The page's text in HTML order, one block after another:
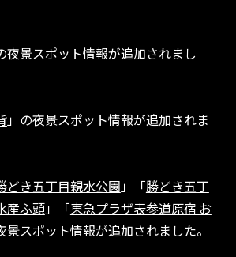
夜景スポット情報が追加されまし
」の夜景スポット情報が追加されま
どき五丁目親水公園 」「勝どき五丁
産ふ頭」「東急プラザ表参道原宿 お
景スポット情報が追加されました。